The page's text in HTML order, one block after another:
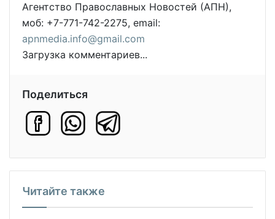
Агентство Православных Новостей (АПН),
моб: +7-771-742-2275, email:
apnmedia.info@gmail.com
Загрузка комментариев...
Поделиться
Читайте также